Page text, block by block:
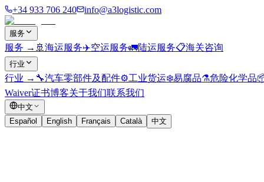
+34 933 706 240 info@a3logistic.com
服务
服务 → 🚢 海运服务✈️空运服务🚛陆运服务📋海关咨询
行业
行业 → 🔧汽车零部件及配件⚙️工业货运❄️易腐品⚗️危险化学品
Waiver证书博客关于我们联系我们
中文
Español
English Français Català 中文